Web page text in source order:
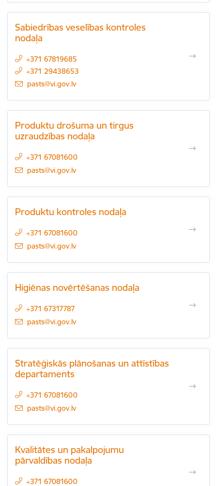
Sabiedrības veselības kontroles
nodaļa
+371 67819685
+371 29438653
E-pasts:
pasts@vi.gov.lv
Produktu drošuma un tirgus
uzraudzības nodaļa
+371 67081600
E-pasts:
pasts@vi.gov.lv
Produktu kontroles nodaļa
+371 67081600
E-pasts:
pasts@vi.gov.lv
Higiēnas novērtēšanas nodaļa
+371 67317787
E-pasts:
pasts@vi.gov.lv
Stratēģiskās plānošanas un attīstības
departaments
+371 67081600
E-pasts:
pasts@vi.gov.lv
Kvalitātes un pakalpojumu
pārvaldības nodaļa
+371 67081600